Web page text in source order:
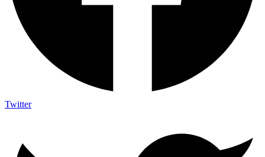
Twitter